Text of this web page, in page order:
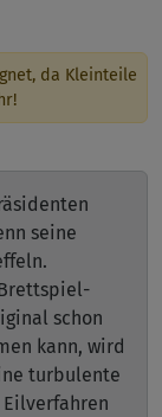
da Kleinteile
seine
schon
kann, wird
turbulente